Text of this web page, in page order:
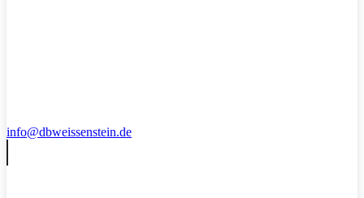
info@dbweissenstein.de